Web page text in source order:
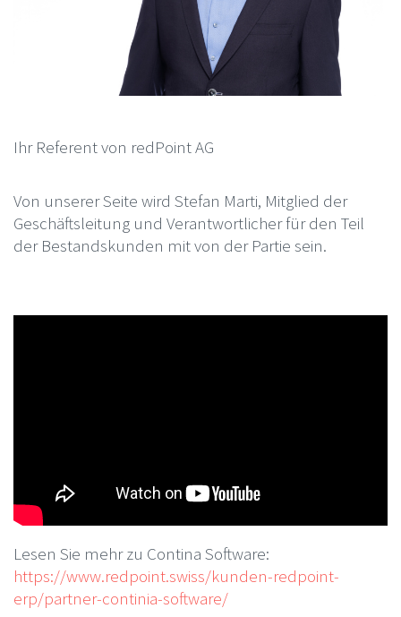
Ihr Referent von redPoint AG
Von unserer Seite wird Stefan Marti, Mitglied der
Geschäftsleitung und Verantwortlicher für den Teil
der Bestandskunden mit von der Partie sein.
Lesen Sie mehr zu Contina Software:
https://www.redpoint.swiss/kunden-redpoint-
erp/partner-continia-software/